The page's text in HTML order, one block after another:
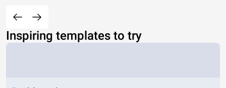
Inspiring templates to try